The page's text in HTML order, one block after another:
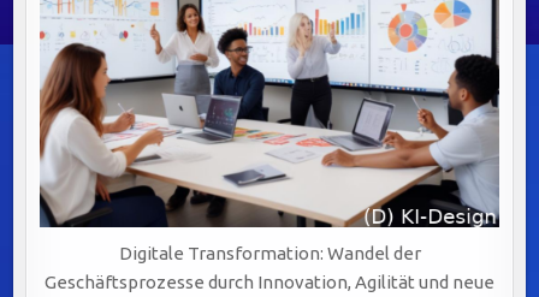
Digitale Transformation: Wandel der
Geschäftsprozesse durch Innovation, Agilität und neue